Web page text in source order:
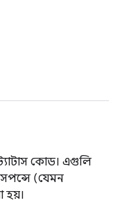
কোড। এগুলি
(যেমন
হয়।